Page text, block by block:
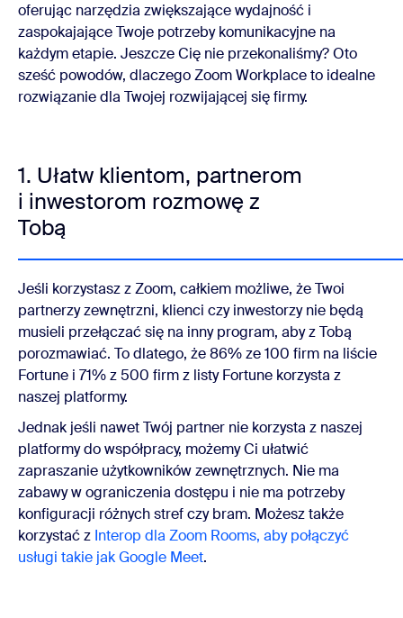
oferując narzędzia zwiększające wydajność i
zaspokajające Twoje potrzeby komunikacyjne na
każdym etapie. Jeszcze Cię nie przekonaliśmy? Oto
sześć powodów, dlaczego Zoom Workplace to idealne
rozwiązanie dla Twojej rozwijającej się firmy.
1. Ułatw klientom, partnerom
i inwestorom rozmowę z
Tobą
Jeśli korzystasz z Zoom, całkiem możliwe, że Twoi
partnerzy zewnętrzni, klienci czy inwestorzy nie będą
musieli przełączać się na inny program, aby z Tobą
porozmawiać. To dlatego, że 86% ze 100 firm na liście
Fortune i 71% z 500 firm z listy Fortune korzysta z
naszej platformy.
Jednak jeśli nawet Twój partner nie korzysta z naszej
platformy do współpracy, możemy Ci ułatwić
zapraszanie użytkowników zewnętrznych. Nie ma
zabawy w ograniczenia dostępu i nie ma potrzeby
konfiguracji różnych stref czy bram. Możesz także
korzystać z Interop dla Zoom Rooms, aby połączyć
usługi takie jak Google Meet.